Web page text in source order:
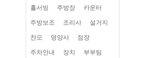
홀서빙 주방장 카운터
주방보조 조리사 설거지
찬모 영양사 점장
주차안내 장치 부부팀